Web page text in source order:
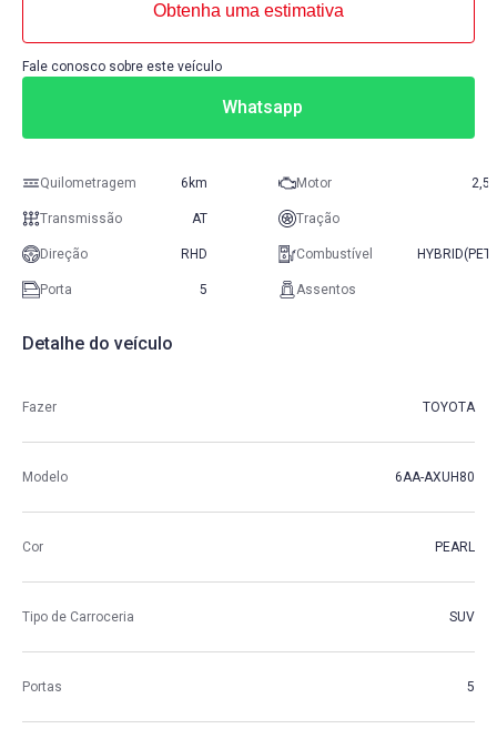
Obtenha uma estimativa
Fale conosco sobre este veículo
Whatsapp
Quilometragem 6km Motor
Transmissão AT Tração
Direção RHD Combustível
Porta 5 Assentos
Detalhe do veículo
Fazer TOYOTA
Modelo 6AA-AXUH80
Cor PEARL
Tipo de Carroceria SUV
Portas 5